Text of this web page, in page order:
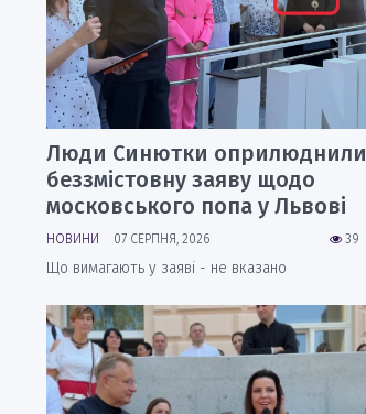
Люди Синютки оприлюднили
беззмістовну заяву щодо
московського попа у Львові
39
НОВИНИ 07 СЕРПНЯ, 2026
Що вимагають у заяві - не вказано